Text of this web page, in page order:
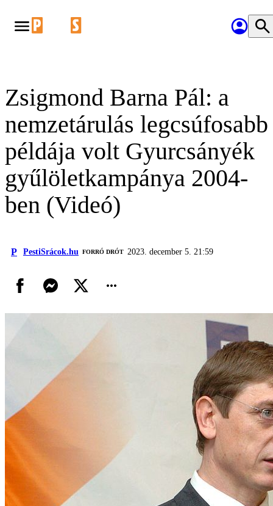
Zsigmond Barna Pál: a
nemzetárulás legcsúfosabb
példája volt Gyurcsányék
gyűlöletkampánya 2004-
ben (Videó)
P PestiSrácok.hu FORRÓ DRÓT 2023. december 5. 21:59